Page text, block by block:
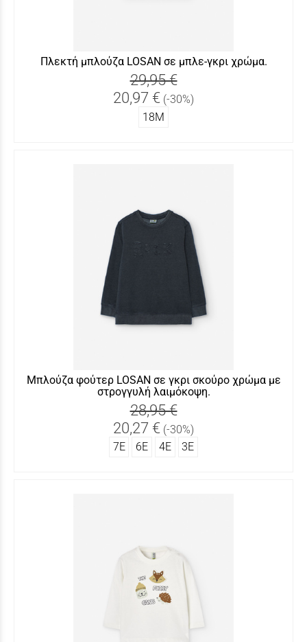
Πλεκτή μπλούζα LOSAN σε μπλε-γκρι χρώμα.
29,95 €
20,97 € (-30%)
18Μ
Μπλούζα φούτερ LOSAN σε γκρι σκούρο χρώμα με
στρογγυλή λαιμόκοψη.
28,95 €
20,27 € (-30%)
7Ε
6Ε 4Ε 3Ε